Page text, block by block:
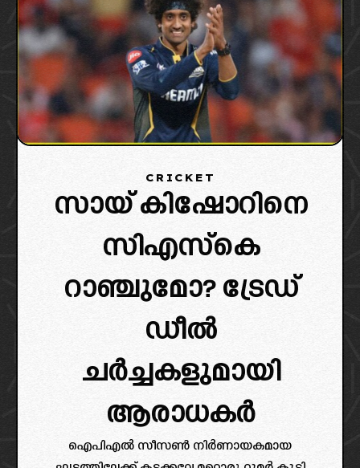
CRICKET
സായ് കിഷോറിനെ
സിഎസ്കെ
റാഞ്ചുമോ? ട്രേഡ്
ഡീൽ
ചർച്ചകളുമായി
ആരാധകർ
ഐപിഎൽ സീസൺ നിർണായകമായ